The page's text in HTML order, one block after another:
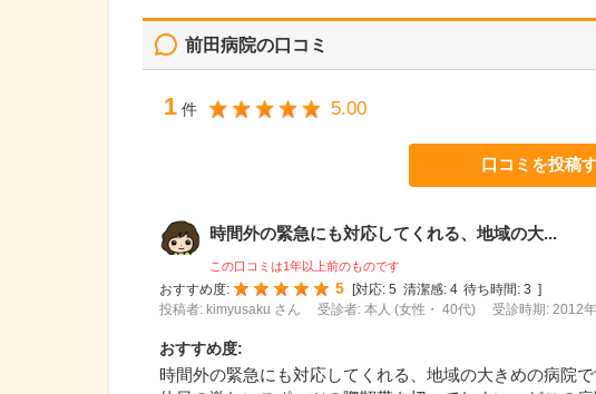
前田病院の口コミ
1 件 5.00
口コミを投稿
時間外の緊急にも対応してくれる、地域の大...
この口コミは1年以上前のものです
おすすめ度:
5 [対応: 5 清潔感: 4 待ち時間: 3 ]
投稿者: kimyusaku さん
受診者: 本人 (女性・ 40代) 受診時期: 2012年
おすすめ度:
時間外の緊急にも対応してくれる、地域の大きめの病院で